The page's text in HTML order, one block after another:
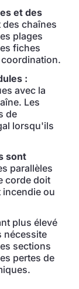
et des
des chaînes
plages
fiches
:
avec la
Les
de
lorsqu'ils
sont
parallèles
corde doit
ou
plus élevé
nécessite
sections
pertes de